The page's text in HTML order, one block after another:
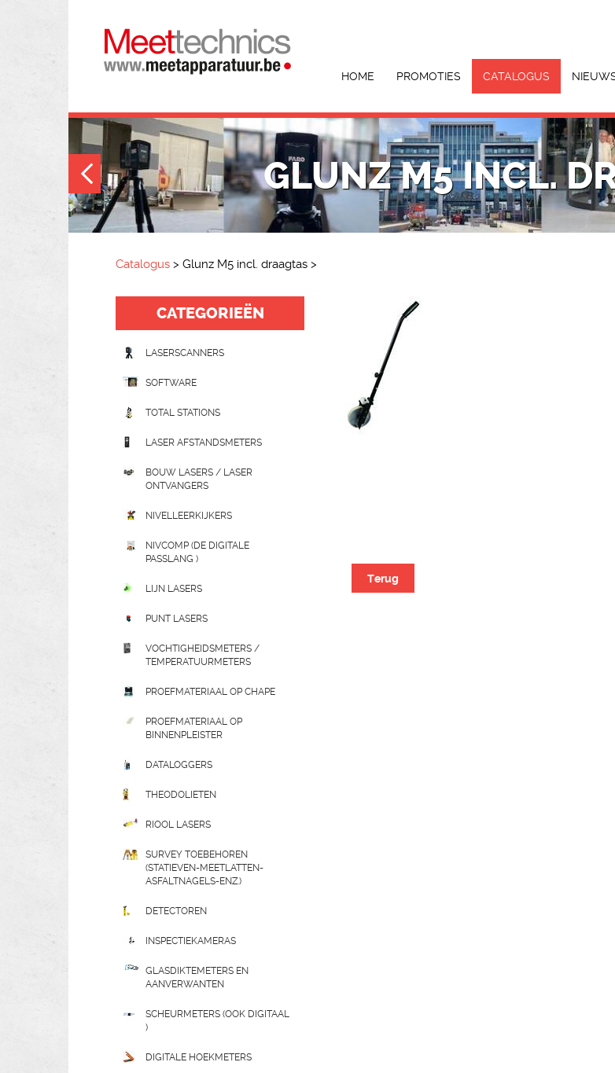
HOME PROMOTIES CATALOGUS
GLUNZ M5 INCL.
Catalogus > Glunz M5 incl. draagtas >
CATEGORIEËN
LASERSCANNERS
SOFTWARE
TOTAL STATIONS
LASER AFSTANDSMETERS
BOUW LASERS / LASER
ONTVANGERS
NIVELLEERKIJKERS
NIVCOMP (DE DIGITALE
PASSLANG )
LIJN LASERS
PUNT LASERS
VOCHTIGHEIDSMETERS /
TEMPERATUURMETERS
PROEFMATERIAAL OP CHAPE
PROEFMATERIAAL OP
BINNENPLEISTER
DATALOGGERS
THEODOLIETEN
RIOOL LASERS
SURVEY TOEBEHOREN
(STATIEVEN-MEETLATTEN-
ASFALTNAGELS-ENZ.)
DETECTOREN
INSPECTIEKAMERAS
GLASDIKTEMETERS EN
AANVERWANTEN
SCHEURMETERS (OOK DIGITAAL
)
DIGITALE HOEKMETERS
Terug